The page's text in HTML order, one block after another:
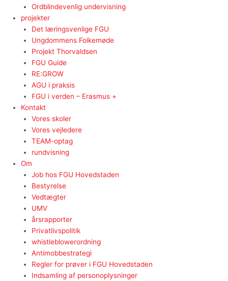
Ordblindevenlig undervisning
projekter
Det læringsvenlige FGU
Ungdommens Folkemøde
Projekt Thorvaldsen
FGU Guide
RE:GROW
AGU i praksis
FGU i verden – Erasmus +
Kontakt
Vores skoler
Vores vejledere
TEAM-optag
rundvisning
Om
Job hos FGU Hovedstaden
Bestyrelse
Vedtægter
UMV
årsrapporter
Privatlivspolitik
whistleblowerordning
Antimobbestrategi
Regler for prøver i FGU Hovedstaden
Indsamling af personoplysninger